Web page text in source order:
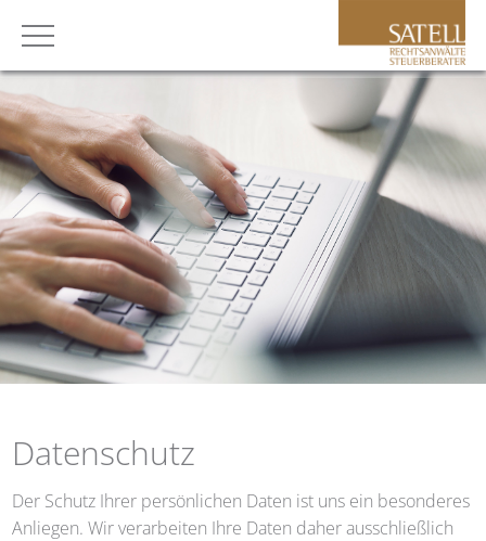
Datenschutz
Der Schutz Ihrer persönlichen Daten ist uns ein besonderes
Anliegen. Wir verarbeiten Ihre Daten daher ausschließlich